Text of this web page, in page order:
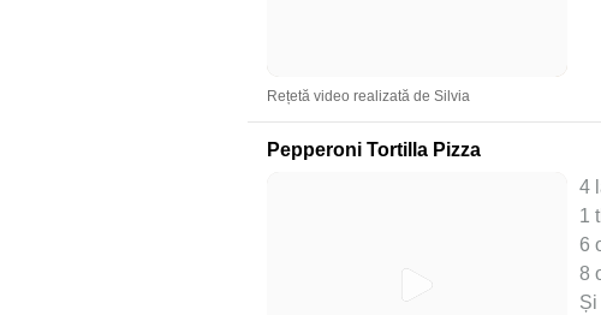
Rețetă video realizată de Silvia
Pepperoni Tortilla Pizza
4
1
6
8
Și